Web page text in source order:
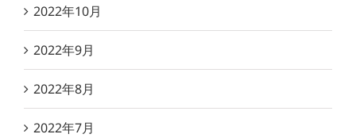
2022年10月
2022年9月
2022年8月
2022年7月